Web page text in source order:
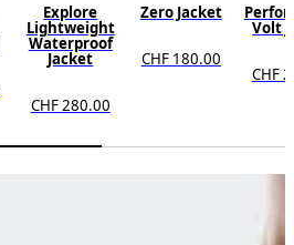
Explore
Lightweight
Waterproof
Jacket
CHF 280.00
Zero Jacket
CHF 180.00
Volt
CHF